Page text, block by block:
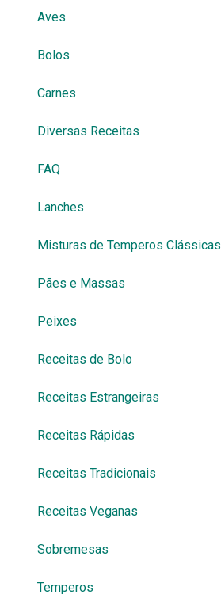
Aves
Bolos
Carnes
Diversas Receitas
FAQ
Lanches
Misturas de Temperos Clássicas
Pães e Massas
Peixes
Receitas de Bolo
Receitas Estrangeiras
Receitas Rápidas
Receitas Tradicionais
Receitas Veganas
Sobremesas
Temperos